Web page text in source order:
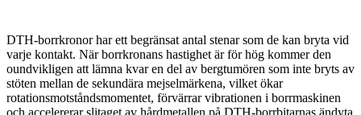
DTH-borrkronor har ett begränsat antal stenar som de kan bryta vid
varje kontakt. När borrkronans hastighet är för hög kommer den
oundvikligen att lämna kvar en del av bergtumören som inte bryts av
stöten mellan de sekundära mejselmärkena, vilket ökar
rotationsmotståndsmomentet, förvärrar vibrationen i borrmaskinen